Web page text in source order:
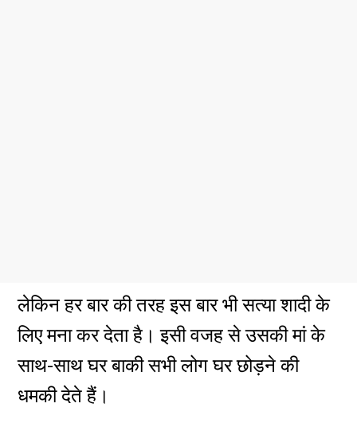
लेकिन हर बार की तरह इस बार भी सत्या शादी के
लिए मना कर देता है। इसी वजह से उसकी मां के
साथ-साथ घर बाकी सभी लोग घर छोड़ने की
धमकी देते हैं।